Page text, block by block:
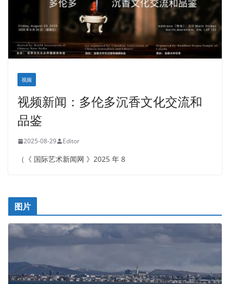
视频
视频新闻：多伦多沉香文化交流和
品鉴
2025-08-29 Editor
（《 国际艺术新闻网 》2025 年 8
图片